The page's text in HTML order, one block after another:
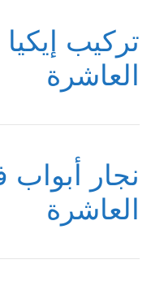
تركيب
العاشرة
نجار
العاشرة